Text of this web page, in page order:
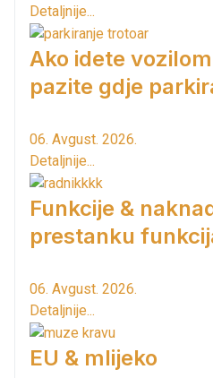
Detaljnije...
Ako idete
pazite gdje
06. Avgust. 2026.
Detaljnije...
Funkcije &
prestanku
06. Avgust. 2026.
Detaljnije...
EU & mlijeko